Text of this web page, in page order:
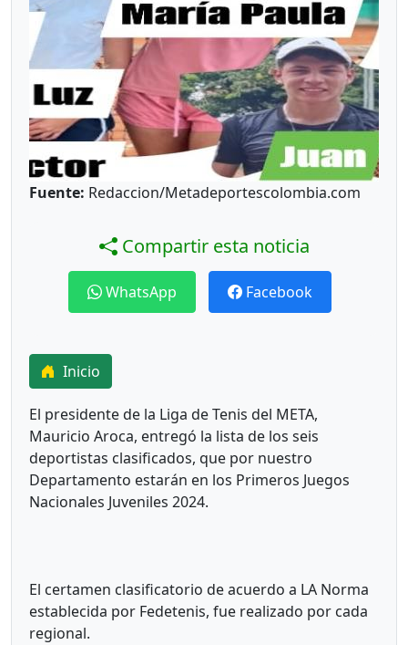
Fuente: Redaccion/Metadeportescolombia.com
Compartir esta noticia
WhatsApp Facebook
Inicio
El presidente de la Liga de Tenis del META,
Mauricio Aroca, entregó la lista de los seis
deportistas clasificados, que por nuestro
Departamento estarán en los Primeros Juegos
Nacionales Juveniles 2024.
El certamen clasificatorio de acuerdo a LA Norma
establecida por Fedetenis, fue realizado por cada
regional.